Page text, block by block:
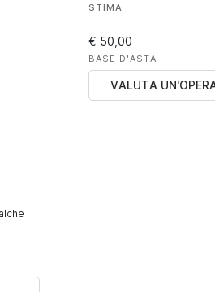
STIMA
€ 50,00
BASE D'ASTA
VALUTA